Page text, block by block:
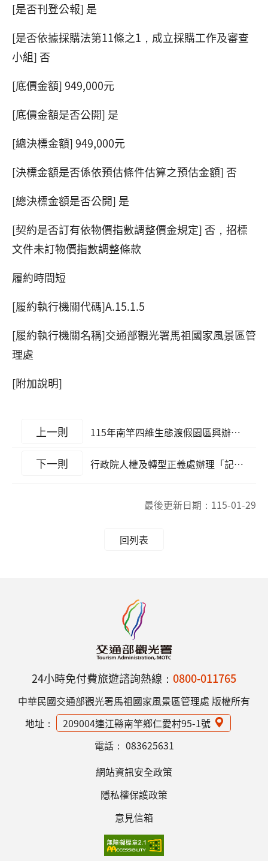
[是否刊登公報] 是
[是否依據採購法第11條之1，成立採購工作及審查
小組] 否
[底價金額] 949,000元
[底價金額是否公開] 是
[總決標金額] 949,000元
[決標金額是否係依預估條件估算之預估金額] 否
[總決標金額是否公開] 是
[契約是否訂有依物價指數調整價金規定] 否，招標
文件未訂物價指數調整條款
履約時間短
[履約執行機關代碼]A.15.1.5
[履約執行機關名稱]交通部觀光署馬祖國家風景區管
理處
[附加說明]
上一則 115年南竿四維生態渡假園區興辦事業計畫檢討案 決標公告
下一則 行政院人權及轉型正義處辦理「記憶．想像．行動：轉型正義及人權行動孵化計畫」，歡迎踴躍報名
最後更新日期： 115-01-29
回列表
24小時免付費旅遊諮詢熱線： 0800-011765
中華民國交通部觀光署馬祖國家風景區管理處 版權所有
地址：
209004連江縣南竿鄉仁愛村95-1號
電話： 083625631
網站資訊安全政策
隱私權保護政策
意見信箱